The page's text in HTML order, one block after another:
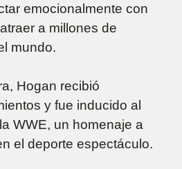
emocionalmente con
a millones de
mundo.
Hogan recibió
y fue inducido al
WWE, un homenaje a
el deporte espectáculo.